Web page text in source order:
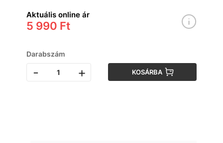
Aktuális online ár
5 990 Ft
Darabszám
- + KOSÁRBA